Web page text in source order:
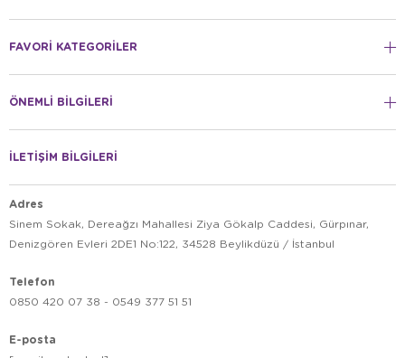
FAVORİ KATEGORİLER
ÖNEMLİ BİLGİLERİ
İLETİŞİM BİLGİLERİ
Adres
Sinem Sokak, Dereağzı Mahallesi Ziya Gökalp Caddesi, Gürpınar,
Denizgören Evleri 2DE1 No:122, 34528 Beylikdüzü / İstanbul
Telefon
0850 420 07 38 - 0549 377 51 51
E-posta